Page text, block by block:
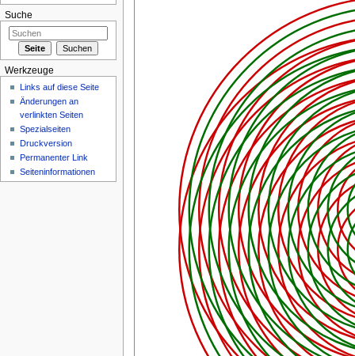
Suche
Werkzeuge
Links auf diese Seite
Änderungen an
verlinkten Seiten
Spezialseiten
Druckversion
Permanenter Link
Seiteninformationen